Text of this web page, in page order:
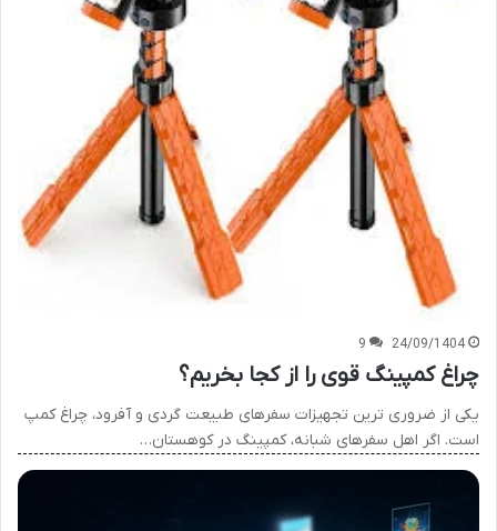
24/09/1404
9
چراغ کمپینگ قوی را از کجا بخریم؟
یکی از ضروری ترین تجهیزات سفرهای طبیعت گردی و آفرود، چراغ کمپ
است. اگر اهل سفرهای شبانه، کمپینگ در کوهستان…